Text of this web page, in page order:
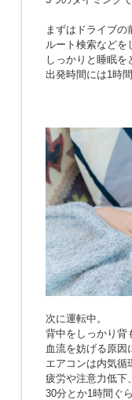
まずはドライブの
ルート検索などを
しっかりと睡眠を
出発時間には1時
次に運転中。
背中をしっかり背
血流を妨げる原
エアコンは内気循
疲労や注意力低下
30分とか1時間ぐ